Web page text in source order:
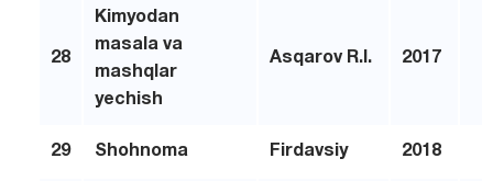
28
Kimyodan
masala va
mashqlar
yechish
Asqarov R.I. 2017
29 Shohnoma Firdavsiy 2018